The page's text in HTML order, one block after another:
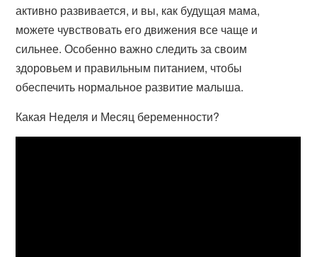
активно развивается, и вы, как будущая мама,
можете чувствовать его движения все чаще и
сильнее. Особенно важно следить за своим
здоровьем и правильным питанием, чтобы
обеспечить нормальное развитие малыша.
Какая Неделя и Месяц беременности?